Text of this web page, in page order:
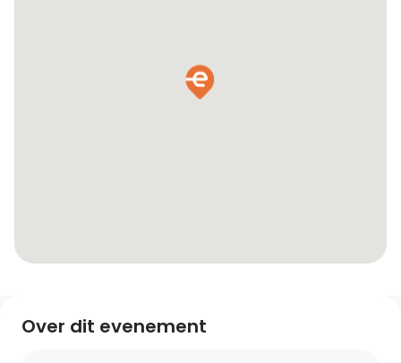
Over dit evenement